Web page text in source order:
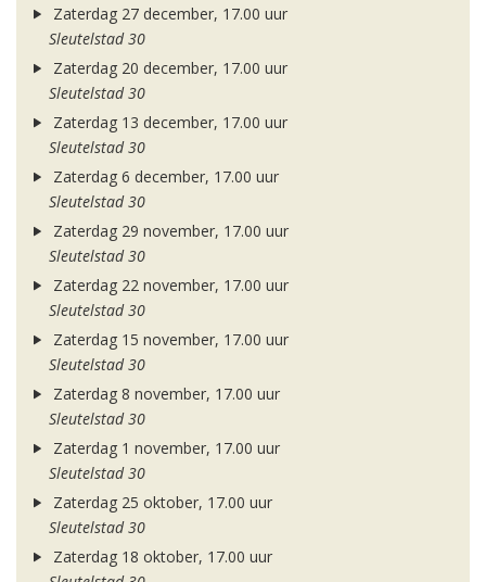
Zaterdag 27 december, 17.00 uur
Sleutelstad 30
Zaterdag 20 december, 17.00 uur
Sleutelstad 30
Zaterdag 13 december, 17.00 uur
Sleutelstad 30
Zaterdag 6 december, 17.00 uur
Sleutelstad 30
Zaterdag 29 november, 17.00 uur
Sleutelstad 30
Zaterdag 22 november, 17.00 uur
Sleutelstad 30
Zaterdag 15 november, 17.00 uur
Sleutelstad 30
Zaterdag 8 november, 17.00 uur
Sleutelstad 30
Zaterdag 1 november, 17.00 uur
Sleutelstad 30
Zaterdag 25 oktober, 17.00 uur
Sleutelstad 30
Zaterdag 18 oktober, 17.00 uur